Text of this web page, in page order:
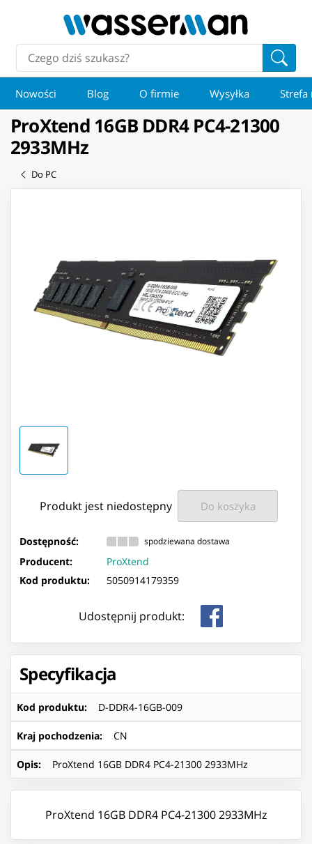
Nowości Blog O firmie Wysyłka Strefa
ProXtend 16GB DDR4 PC4-21300
2933MHz
Do PC
Produkt jest niedostępny Do koszyka
Dostępność: spodziewana dostawa
Producent:
ProXtend
Kod produktu:
5050914179359
Udostępnij produkt:
Specyfikacja
Kod produktu: D-DDR4-16GB-009
Kraj pochodzenia: CN
Opis: ProXtend 16GB DDR4 PC4-21300 2933MHz
ProXtend 16GB DDR4 PC4-21300 2933MHz